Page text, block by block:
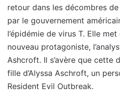
retour dans les décombres
par le gouvernement
l’épidémie de virus T. Elle
nouveau protagoniste,
Ashcroft. Il s’avère que cette
fille d’Alyssa Aschroft, un
Resident Evil Outbreak.